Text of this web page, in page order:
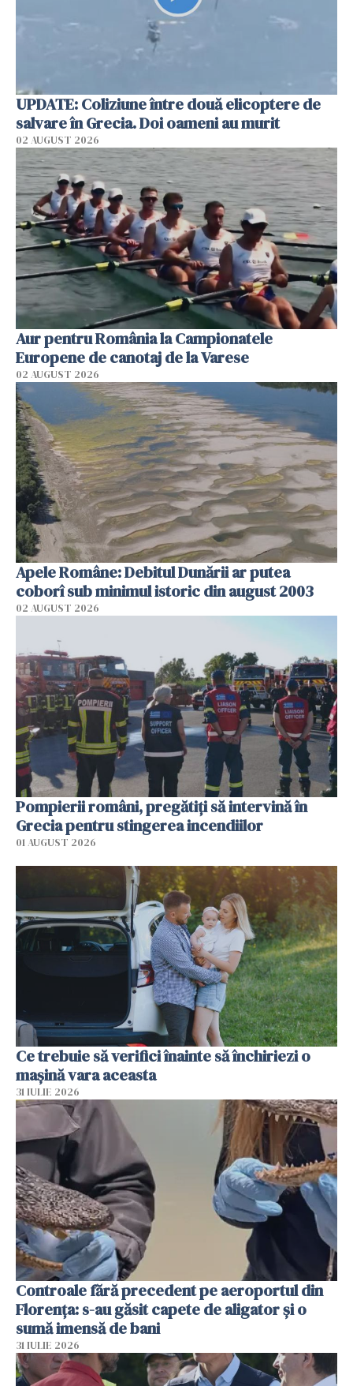
UPDATE: Coliziune între două elicoptere de
salvare în Grecia. Doi oameni au murit
02 AUGUST 2026
Aur pentru România la Campionatele
Europene de canotaj de la Varese
02 AUGUST 2026
Apele Române: Debitul Dunării ar putea
coborî sub minimul istoric din august 2003
02 AUGUST 2026
Pompierii români, pregătiţi să intervină în
Grecia pentru stingerea incendiilor
01 AUGUST 2026
Ce trebuie să verifici înainte să închiriezi o
mașină vara aceasta
31 IULIE 2026
Controale fără precedent pe aeroportul din
Florența: s-au găsit capete de aligator și o
sumă imensă de bani
31 IULIE 2026